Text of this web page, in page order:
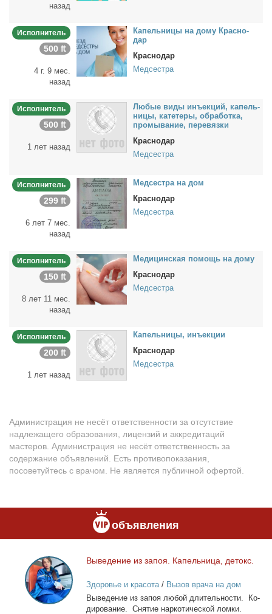
назад
Исполнитель
500 ₶
4 г. 9 мес.
назад
Ка­пель­ни­цы на до­му Крас­но­
дар
Краснодар
Медсестра
Исполнитель
500 ₶
1 лет назад
Лю­бые ви­ды инъ­ек­ций, ка­пель­
ни­цы, ка­те­те­ры, об­ра­бот­ка,
про­мы­ва­ние, пе­ре­вяз­ки
Краснодар
Медсестра
Исполнитель
299 ₶
6 лет 7 мес.
назад
Мед­сест­ра на дом
Краснодар
Медсестра
Исполнитель
150 ₶
8 лет 11 мес.
назад
Ме­ди­цин­ская по­мощь на до­му
Краснодар
Медсестра
Исполнитель
200 ₶
1 лет назад
Ка­пель­ни­цы, инъ­ек­ции
Краснодар
Медсестра
Администрация не несёт ответственности за отсутствие
надлежащего образования, лицензий и аккредитаций
мастеров. Администрация не несёт ответственность за
содержание объявлений. Есть противопоказания,
посоветуйтесь с врачом. Не является публичной офертой.
объявления
Выведение
из
запоя.
Капельница,
Вы­ве­де­ние из за­поя. Ка­пель­ни­ца, де­токс.
Здоровье и красота/ Вызов врача на дом
Вы­ве­де­ние из за­поя лю­бой дли­тель­но­сти. Ко­
ди­ро­ва­ние. Сня­тие нар­ко­ти­че­ской лом­ки.